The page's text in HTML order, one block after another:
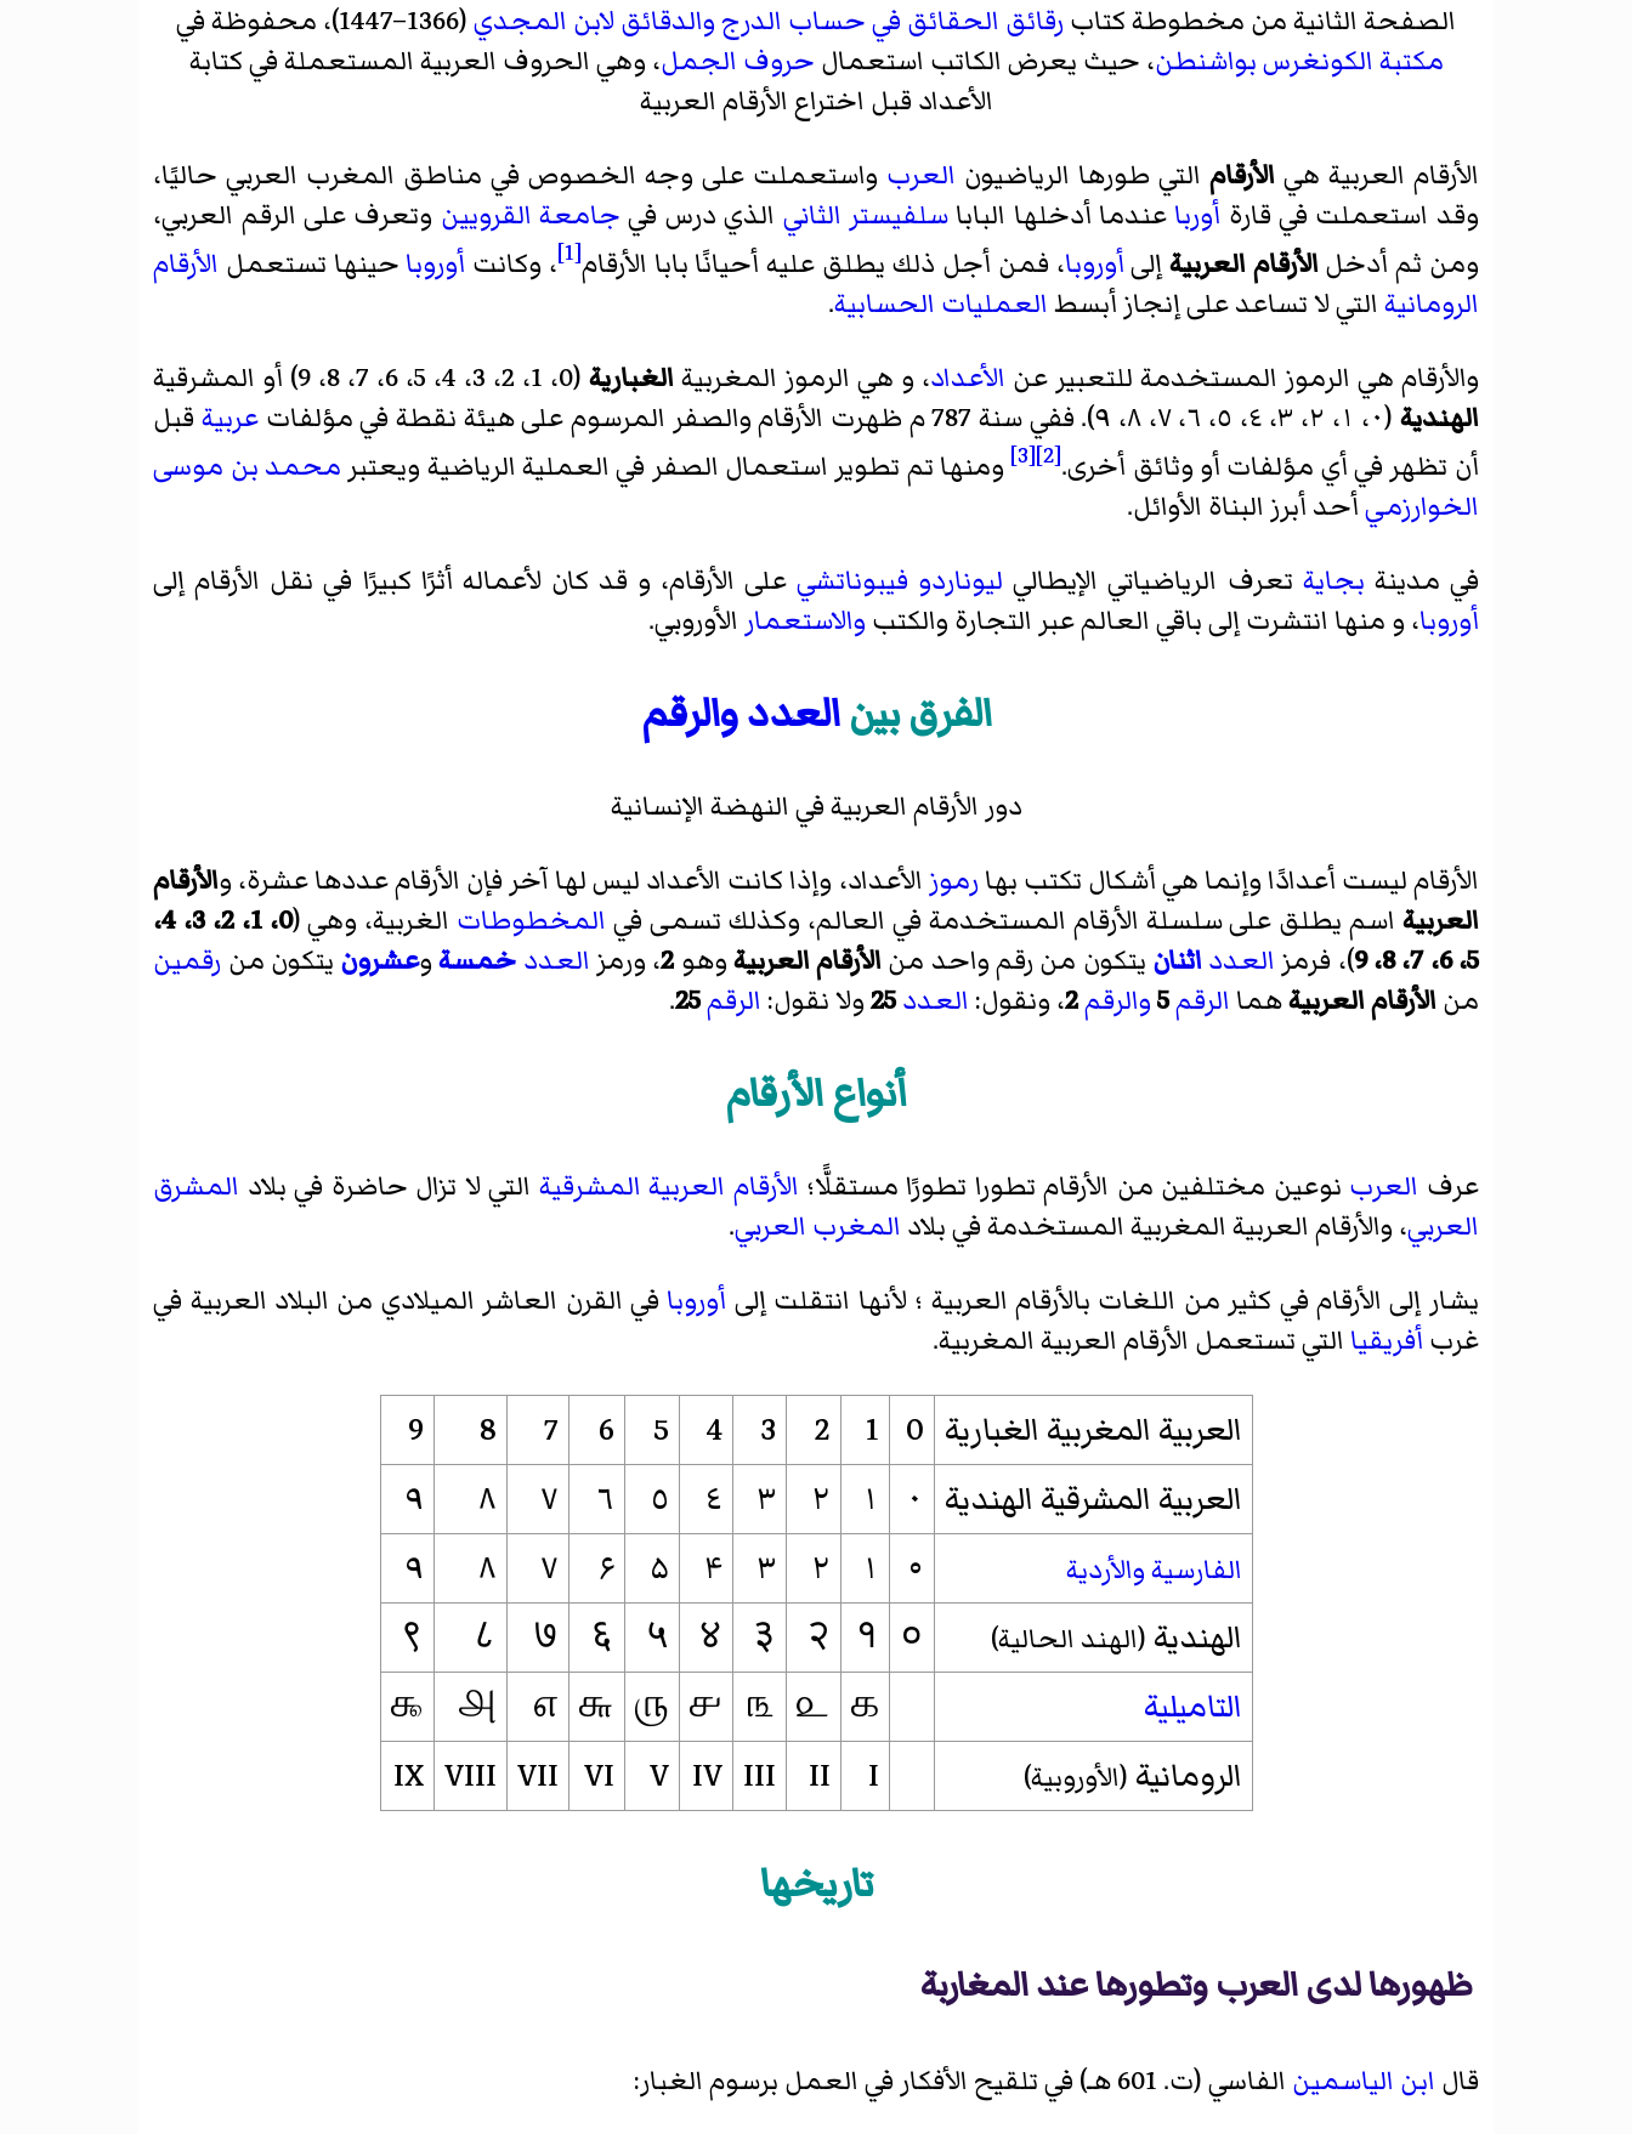
الصفحة الثانية من مخطوطة كتاب رقائق الحقائق في حساب الدرج والدقائق لابن المجدي(1366–1447)، محفوظة في
مكتبة الكونغرسبواشنطن، حيث يعرض الكاتب استعمال حروف الجمل، وهي الحروف العربية المستعملة في كتابة
الأعداد قبل اختراع الأرقام العربية
الأرقام العربية هي الأرقام التي طورها الرياضيون العرب واستعملت على وجه الخصوص في مناطق المغرب العربي حاليًا،
وقد استعملت في قارة أوربا عندما أدخلها الباباسلفيستر الثاني الذي درس في جامعة القرويين وتعرف على الرقم العربي،
ومن ثم أدخل الأرقام العربيةإلىأوروبا، فمن أجل ذلك يطلق عليه أحيانًا بابا الأرقام[1] ، وكانت أوروبا حينها تستعمل الأرقام
الرومانية التي لا تساعد على إنجاز أبسط العمليات الحسابية.
والأرقام هي الرموز المستخدمة للتعبير عن الأعداد، و هي الرموز المغربية الغبارية(0، 1، 2، 3، 4، 5، 6، 7، 8، 9) أو المشرقية
الهندية (٠، ١، ٢، ٣، ٤، ٥، ٦، ٧، ٨، ٩). ففي سنة 787 م ظهرت الأرقام والصفر المرسوم على هيئة نقطة في مؤلفات عربية قبل
أن تظهر في أي مؤلفات أو وثائق أخرى.[2]
[3] ومنها تم تطوير استعمال الصفر في العملية الرياضية ويعتبر محمد بن موسى
الخوارزميأحد أبرز البناة الأوائل.
في مدينة بجاية تعرف الرياضياتي الإيطالي ليوناردو فيبوناتشيعلى الأرقام، و قد كان لأعماله أثرًا كبيرًا في نقل الأرقام إلى
أوروبا، و منها انتشرت إلى باقي العالم عبر التجارة والكتب والاستعمار الأوروبي.
الفرق بينالعددوالرقم
دور الأرقام العربية في النهضة الإنسانية
الأرقام ليست أعدادًا وإنما هي أشكال تكتب بها رموز الأعداد، وإذا كانت الأعداد ليس لها آخر فإن الأرقام عددها عشرة، والأرقام
العربية اسم يطلق على سلسلة الأرقام المستخدمة في العالم، وكذلك تسمى في المخطوطات الغربية، وهي (
0، 1، 2، 3، 4،
5، 6، 7، 8، 9
)، فرمز العدد اثنان يتكون من رقم واحد من الأرقام العربيةوهو2، ورمز العدد خمسةوعشرون يتكون من رقمين
من الأرقام العربيةهما الرقم5والرقم2، ونقول: العدد25ولا نقول: الرقم25
.
أنواع الأرقام
عرف العرب نوعين مختلفين من الأرقام تطورا تطورًا مستقلًّا؛ الأرقام العربية المشرقية التي لا تزال حاضرة في بلاد المشرق
العربي، والأرقام العربية المغربية المستخدمة في بلاد المغرب العربي.
يشار إلى الأرقام في كثير من اللغات بالأرقام العربية ؛ لأنها انتقلت إلى أوروبا في القرن العاشر الميلادي من البلاد العربية في
غرب أفريقيا التي تستعمل الأرقام العربية المغربية.
العربية المغربية الغبارية 0
1
2
3
4
5
6
7
8
9
العربية المشرقية الهندية ٠ ١ ٢ ٣ ٤ ٥ ٦ ٧ ٨ ٩
الفارسيةوالأردية ۰ ۱ ۲ ۳ ۴ ۵ ۶ ۷ ۸
۹
الهندية (الهند الحالية) ०
१
२
३
४
५
६
७
८
९
التاميلية
௧
௨
௩
௪
௫
௬
௭
௮
௯
الرومانية (الأوروبية) I
II
III
IV
V
VI
VII
VIII
IX
تاريخها
ظهورها لدى العرب وتطورها عند المغاربة
قال ابن الياسمين الفاسي (ت. 601 هـ) في تلقيح الأفكار في العمل برسوم الغبار: